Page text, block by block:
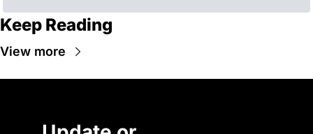
Keep Reading
View more